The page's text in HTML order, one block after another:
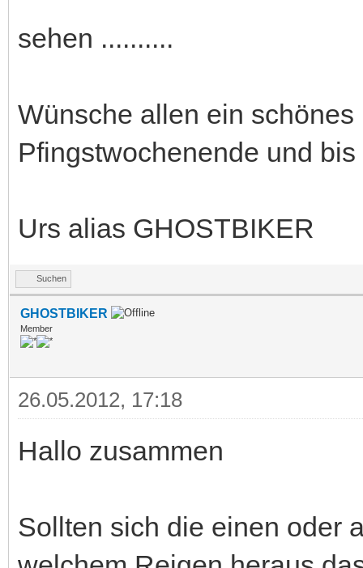
sehen ..........
Wünsche allen ein
Pfingstwochenende und bis
Urs alias GHOSTBIKER
Suchen
GHOSTBIKER
Member
26.05.2012, 17:18
Hallo zusammen
Sollten sich die einen oder